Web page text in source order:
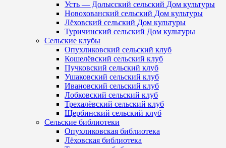
Усть — Долысский сельский Дом культуры
Новохованский сельский Дом культуры
Лёховский сельский Дом культуры
Туричинский сельский Дом культуры
Сельские клубы
Опухликовский сельский клуб
Кошелёвский сельский клуб
Пучковский сельский клуб
Ушаковский сельский клуб
Ивановский сельский клуб
Лобковский сельский клуб
Трехалёвский сельский клуб
Щербинский сельский клуб
Сельские библиотеки
Опухликовская библиотека
Лёховская библиотека